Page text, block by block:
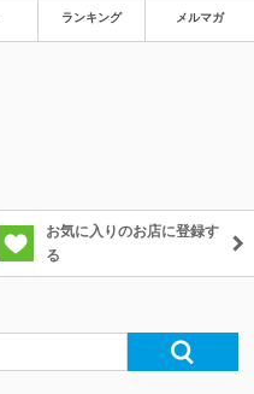
ランキング メルマガ
お気に入りのお店に登録す
る
タイムセール